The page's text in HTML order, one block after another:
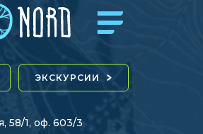
ЭКСКУРСИИ
58/1, оф. 603/3